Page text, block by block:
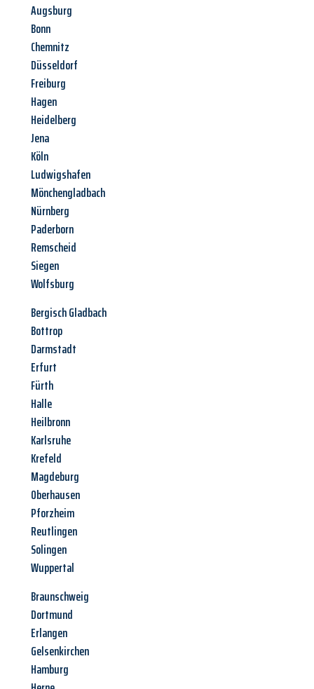
Augsburg
Bonn
Chemnitz
Düsseldorf
Freiburg
Hagen
Heidelberg
Jena
Köln
Ludwigshafen
Mönchengladbach
Nürnberg
Paderborn
Remscheid
Siegen
Wolfsburg
Bergisch Gladbach
Bottrop
Darmstadt
Erfurt
Fürth
Halle
Heilbronn
Karlsruhe
Krefeld
Magdeburg
Oberhausen
Pforzheim
Reutlingen
Solingen
Wuppertal
Braunschweig
Dortmund
Erlangen
Gelsenkirchen
Hamburg